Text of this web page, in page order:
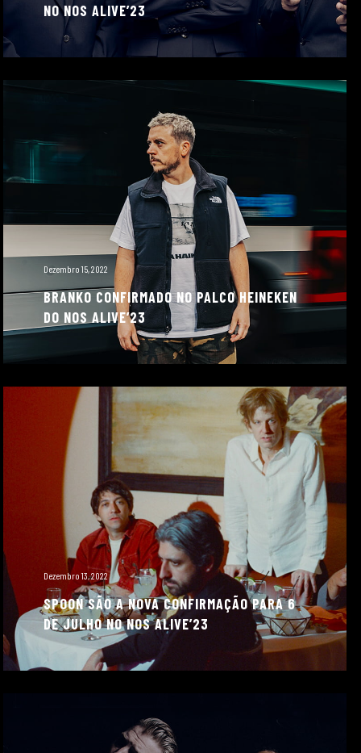
NO NOS ALIVE’23
Dezembro 15, 2022
BRANKO CONFIRMADO NO PALCO HEINEKEN
DO NOS ALIVE’23
Dezembro 13, 2022
SPOON SÃO A NOVA CONFIRMAÇÃO PARA 6
DE JULHO NO NOS ALIVE’23